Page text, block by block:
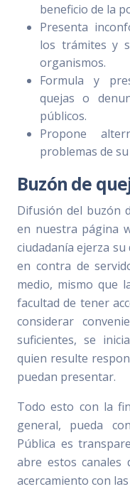
beneficio de la
Presenta
los trámites y
organismos.
Formula y
quejas o
públicos.
Propone
problemas de
Buzón de
Difusión del buzón
en nuestra página
ciudadanía ejerza
en contra de
medio, mismo que
facultad de tener
considerar
suficientes, se
quien resulte
puedan presentar.
Todo esto con la
general, pueda
Pública es
abre estos canales
acercamiento con